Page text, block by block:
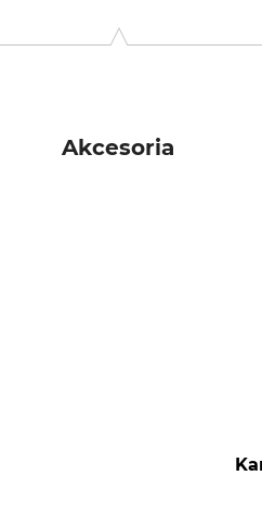
Akcesoria